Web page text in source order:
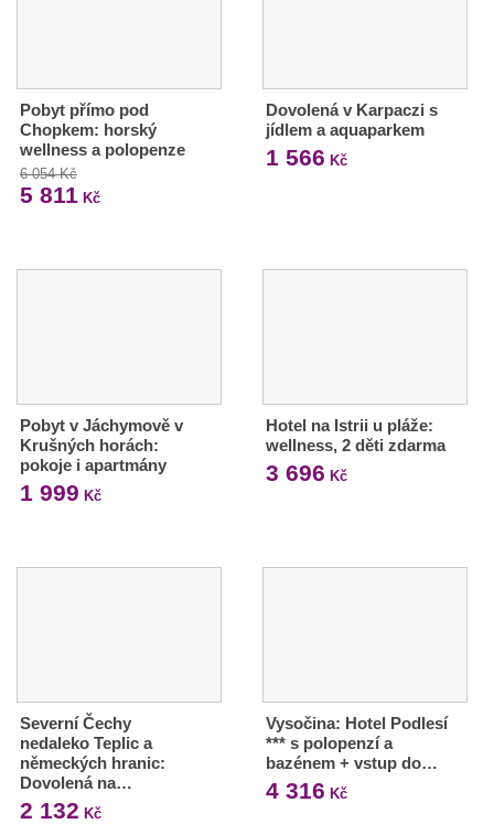
Pobyt přímo pod
Chopkem: horský
wellness a polopenze
6 054 Kč
5 811 Kč
Dovolená v Karpaczi s
jídlem a aquaparkem
1 566 Kč
Pobyt v Jáchymově v
Krušných horách:
pokoje i apartmány
1 999 Kč
Hotel na Istrii u pláže:
wellness, 2 děti zdarma
3 696 Kč
Severní Čechy
nedaleko Teplic a
německých hranic:
Dovolená na…
2 132 Kč
Vysočina: Hotel Podlesí
*** s polopenzí a
bazénem + vstup do…
4 316 Kč